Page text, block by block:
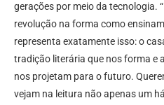
gerações por meio da tecnologia.
revolução na forma como
representa exatamente isso: o
tradição literária que nos forma e
nos projetam para o futuro.
vejam na leitura não apenas um